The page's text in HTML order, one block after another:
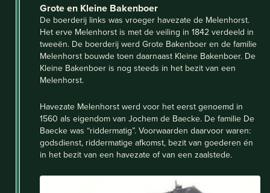
Grote en Kleine Bakenboer
De boerderij links was vroeger havezate de Melenhorst.
Het erve Melenhorst is met de veiling in 1842 verdeeld in
tweeën. De boerderij werd Grote Bakenboer en de familie
Melenhorst bouwde toen daarnaast Kleine Bakenboer. De
Kleine Bakenboer is nog steeds in het bezit van een
Melenhorst.
Havezate Melenhorst werd voor het eerst genoemd in
1560 als eigendom van Jochem de Baecke. De familie De
Baecke was “riddermatig”. Voorwaarden daarvoor waren:
godsdienst, riddermatige afkomst, bezit van goederen én
in het bezit van een havezate of van een zaalstede.